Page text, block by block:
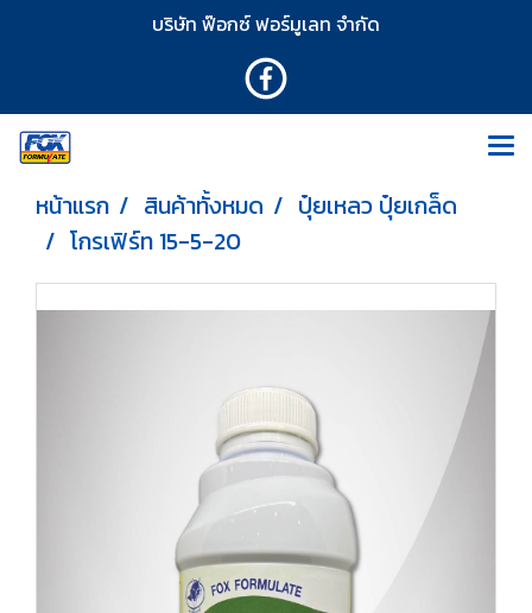
บริษัท ฟ๊อกซ์ ฟอร์มูเลท จำกัด
หน้าแรก สินค้าทั้งหมด
ปุ๋ยเหลว ปุ๋ยเกล็ด
โกรเฟิร์ท 15-5-20